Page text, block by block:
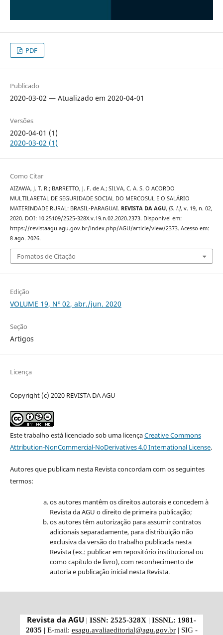
PDF
Publicado
2020-03-02 — Atualizado em 2020-04-01
Versões
2020-04-01 (1)
2020-03-02 (1)
Como Citar
AIZAWA, J. T. R.; BARRETTO, J. F. de A.; SILVA, C. A. S. O ACORDO
MULTILARETAL DE SEGURIDADE SOCIAL DO MERCOSUL E O SALÁRIO
MATERINDADE RURAL: BRASIL-PARAGUAI. REVISTA DA AGU, [S. l.], v. 19, n. 02,
2020. DOI: 10.25109/2525-328X.v.19.n.02.2020.2373. Disponível em:
https://revistaagu.agu.gov.br/index.php/AGU/article/view/2373. Acesso em:
8 ago. 2026.
Fomatos de Citação
Edição
VOLUME 19, Nº 02, abr./jun. 2020
Seção
Artigos
Licença
Copyright (c) 2020 REVISTA DA AGU
Este trabalho está licenciado sob uma licençaCreative Commons
Attribution-NonCommercial-NoDerivatives 4.0 International License.
Autores que publicam nesta Revista concordam com os seguintes
termos:
os autores mantêm os direitos autorais e concedem à
Revista da AGU o direito de primeira publicação;
os autores têm autorização para assumir contratos
adicionais separadamente, para distribuição não
exclusiva da versão do trabalho publicada nesta
Revista (ex.: publicar em repositório institucional ou
como capítulo de livro), com reconhecimento de
autoria e publicação inicial nesta Revista.
Revista da AGU | ISSN: 2525-328X | ISSNL: 1981-
2035 | E-mail: esagu.avaliaeditorial@agu.gov.br | SIG -